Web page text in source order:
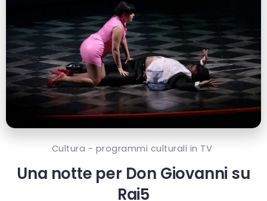
Cultura - programmi culturali in TV
Una notte per Don Giovanni su
Rai5